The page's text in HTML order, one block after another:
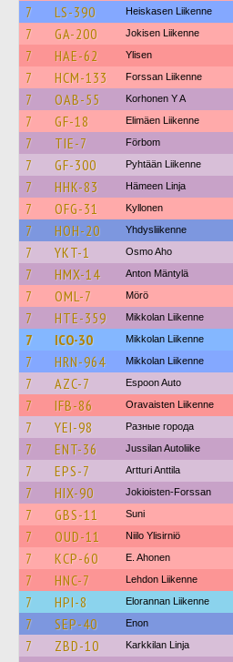
7 LS-390 Heiskasen Liikenne
7 GA-200 Jokisen Liikenne
7 HAE-62 Ylisen
7 HCM-133 Forssan Liikenne
7 OAB-55 Korhonen Y A
7 GF-18 Elimäen Liikenne
7 TIE-7 Förbom
7 GF-300 Pyhtään Liikenne
7 HHK-83 Hämeen Linja
7 OFG-31 Kyllonen
7 HOH-20 Yhdysliikenne
7 YKT-1 Osmo Aho
7 HMX-14 Anton Mäntylä
7 OML-7 Mörö
7 HTE-359 Mikkolan Liikenne
7 ICO-30 Mikkolan Liikenne
7 HRN-964 Mikkolan Liikenne
7 AZC-7 Espoon Auto
7 IFB-86 Oravaisten Liikenne
7 YEI-98 Разные города
7 ENT-36 Jussilan Autoliike
7 EPS-7 Artturi Anttila
7 HIX-90 Jokioisten-Forssan
7 GBS-11 Suni
7 OUD-11 Niilo Ylisirniö
7 KCP-60 E. Ahonen
7 HNC-7 Lehdon Liikenne
7 HPI-8 Elorannan Liikenne
7 SEP-40 Enon
7 ZBD-10 Karkkilan Linja